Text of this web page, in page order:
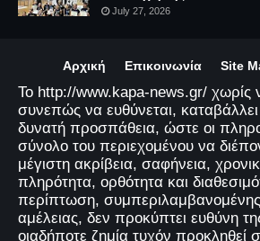
July 27, 2026
Αρχική Επικοινωνία Site
Το http://www.kapa-news.gr/ χωρίς
συνεπώς να ευθύνεται, καταβάλλει
δυνατή προσπάθεια, ώστε οι
σύνολο του περιεχομένου να
μέγιστη ακρίβεια, σαφήνεια,
πληρότητα, ορθότητα και
περίπτωση, συμπεριλαμβανομένης
αμέλειας, δεν προκύπτει ευθύνη
οιαδήποτε ζημία τυχόν προκληθεί